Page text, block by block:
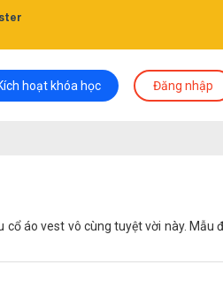
hoạt khóa học Đăng nhập
áo vest vô cùng tuyệt vời này. Mẫu